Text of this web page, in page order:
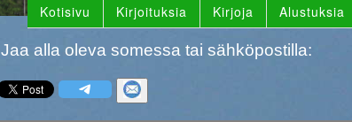
Kotisivu Kirjoituksia Kirjoja Alustuksia
Jaa alla oleva somessa tai sähköpostilla: